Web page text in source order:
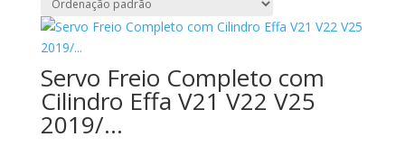
Servo Freio Completo com
Cilindro Effa V21 V22 V25
2019/…